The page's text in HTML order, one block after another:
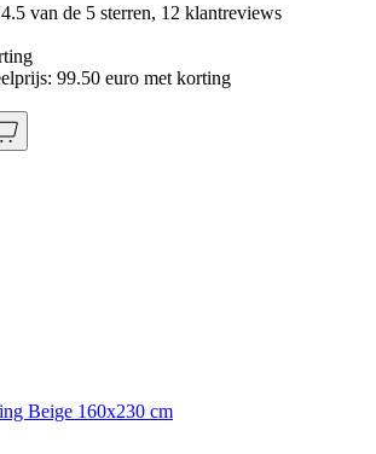
van de 5 sterren, 12 klantreviews
99.50 euro met korting
Beige 160x230 cm